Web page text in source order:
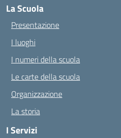
La Scuola
Presentazione
I luoghi
I numeri della scuola
Le carte della scuola
Organizzazione
La storia
I Servizi